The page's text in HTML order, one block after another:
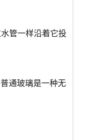
管一样沿着它投
通玻璃是一种无